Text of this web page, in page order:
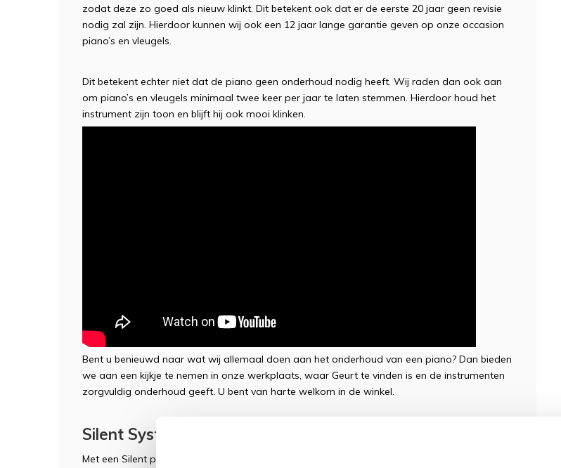
zodat deze zo goed als nieuw klinkt. Dit betekent ook dat er de eerste 20 jaar geen revisie
nodig zal zijn. Hierdoor kunnen wij ook een 12 jaar lange garantie geven op onze occasion
piano’s en vleugels.
Dit betekent echter niet dat de piano geen onderhoud nodig heeft. Wij raden dan ook aan
om piano’s en vleugels minimaal twee keer per jaar te laten stemmen. Hierdoor houd het
instrument zijn toon en blijft hij ook mooi klinken.
Bent u benieuwd naar wat wij allemaal doen aan het onderhoud van een piano? Dan bieden
we aan een kijkje te nemen in onze werkplaats, waar Geurt te vinden is en de instrumenten
zorgvuldig onderhoud geeft. U bent van harte welkom in de winkel.
Silent Systeem
Met een Silent piano kunt u, net als met een akoestische piano, gewoon 'normaal' piano